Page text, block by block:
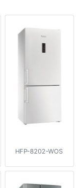
HFP-8202-WOS